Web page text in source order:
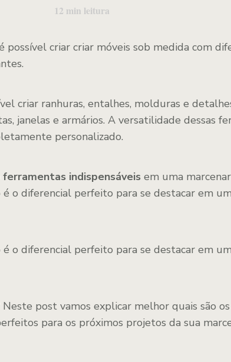
12 min leitura
criar criar móveis sob medida com
criar ranhuras, entalhes, molduras e
janelas e armários. A versatilidade dessas
personalizado.
ferramentas indispensáveisem uma
o diferencial perfeito para se destacar em
o diferencial perfeito para se destacar em
post vamos explicar melhor quais são
para os próximos projetos da sua